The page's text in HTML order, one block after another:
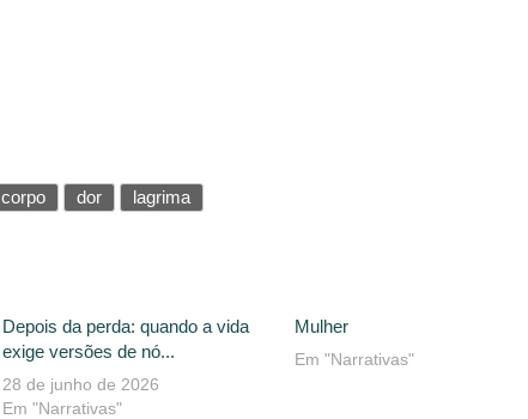
corpo dor lagrima
Depois da perda: quando a vida
exige versões de nó...
28 de junho de 2026
Em "Narrativas"
Mulher
Em "Narrativas"